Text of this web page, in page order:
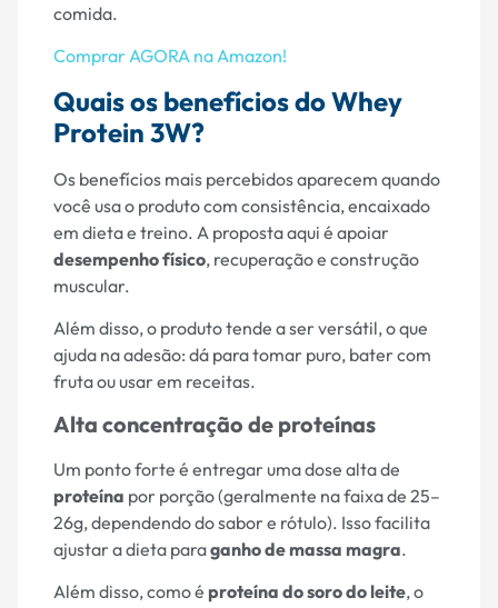
comida.
Comprar AGORA na Amazon!
Quais os benefícios do Whey
Protein 3W?
Os benefícios mais percebidos aparecem quando
você usa o produto com consistência, encaixado
em dieta e treino. A proposta aqui é apoiar
desempenho físico, recuperação e construção
muscular.
Além disso, o produto tende a ser versátil, o que
ajuda na adesão: dá para tomar puro, bater com
fruta ou usar em receitas.
Alta concentração de proteínas
Um ponto forte é entregar uma dose alta de
proteína por porção (geralmente na faixa de 25–
26g, dependendo do sabor e rótulo). Isso facilita
ajustar a dieta paraganho de massa magra.
Além disso, como é proteína do soro do leite, o